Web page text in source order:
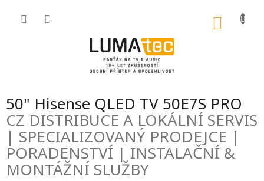
50" Hisense QLED TV 50E7S PRO
CZ DISTRIBUCE A LOKÁLNÍ SERVIS
| SPECIALIZOVANÝ PRODEJCE |
PORADENSTVÍ | INSTALAČNÍ &
MONTÁŽNÍ SLUŽBY